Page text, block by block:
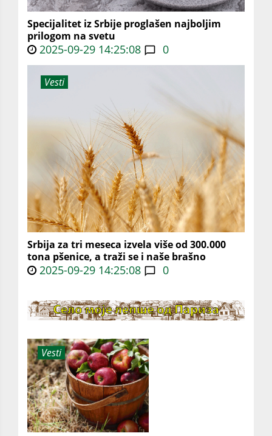
Specijalitet iz Srbije proglašen najboljim
prilogom na svetu
2025-09-29 14:25:08 0
Vesti
Srbija za tri meseca izvela više od 300.000
tona pšenice, a traži se i naše brašno
2025-09-29 14:25:08 0
Vesti